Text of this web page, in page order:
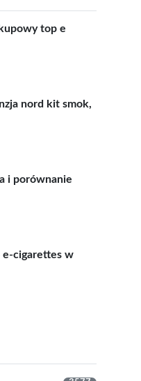
top e
nord kit smok,
i porównanie
e-cigarettes w